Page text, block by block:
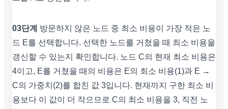
03단계
방문하지 않은 노드 중 최소 비용이 가장 적은 노
드 E를 선택합니다. 선택한 노드를 거쳤을 때 최소 비용을
갱신할 수 있는지 확인합니다. 노드 C의 현재 최소 비용은
4이고, E를 거쳤을 때의 비용은 E의 최소 비용(1)과 E →
C의 가중치(2)를 합친 값 3입니다. 현재까지 구한 최소 비
용보다 이 값이 더 작으므로 C의 최소 비용을 3, 직전 노